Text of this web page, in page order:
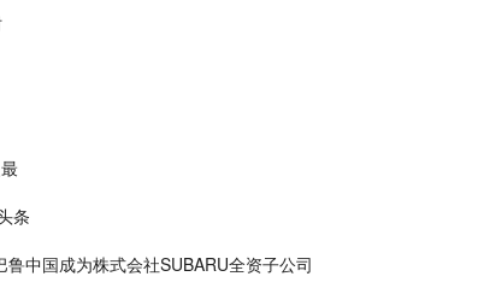
条
中国成为株式会社SUBARU全资子公司